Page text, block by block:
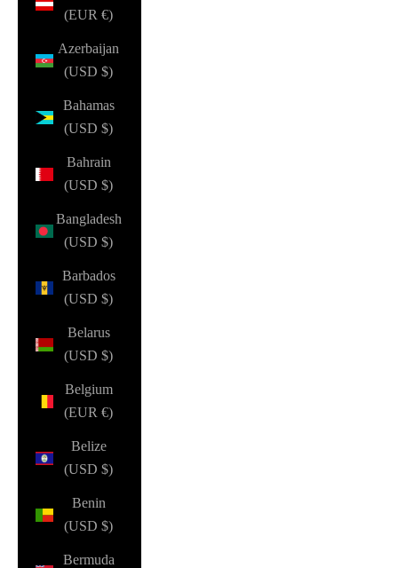
(EUR €)
Azerbaijan
(USD $)
Bahamas
(USD $)
Bahrain
(USD $)
Bangladesh
(USD $)
Barbados
(USD $)
Belarus
(USD $)
Belgium
(EUR €)
Belize
(USD $)
Benin
(USD $)
Bermuda